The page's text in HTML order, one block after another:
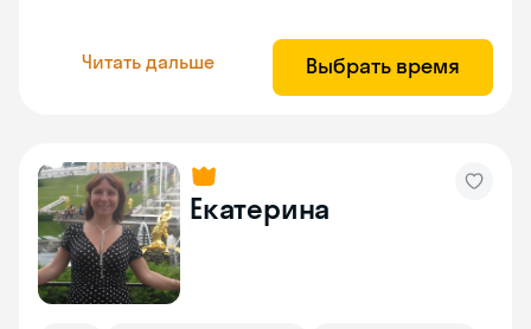
Читать дальше Выбрать время
Екатерина